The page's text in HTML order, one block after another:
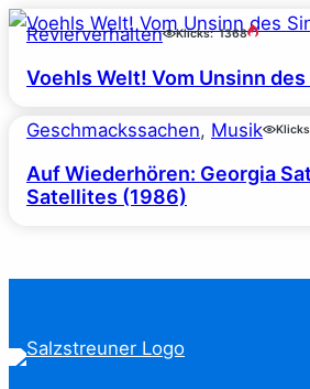
Revierverhalten Klicks: 1368
Voehls Welt! Vom Unsinn des
Geschmackssachen, Musik
Auf Wiederhören: Georgia
Satellites (1986)